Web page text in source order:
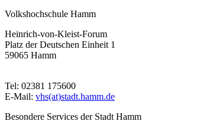
Volkshochschule Hamm
Heinrich-von-Kleist-Forum
Platz der Deutschen Einheit 1
59065 Hamm
Tel: 02381 175600
E-Mail: vhs(at)stadt.hamm.de
Besondere Services der Stadt Hamm